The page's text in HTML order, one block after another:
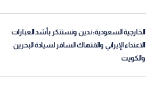
الخارجية السعودية: ندين ونستنكر بأشد العبارات
الاعتداء الإيراني والانتهاك السافر لسيادة البحرين
والكويت